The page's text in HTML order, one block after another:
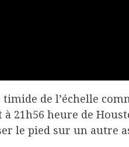
timide de l’échelle
à 21h56 heure de
le pied sur un autre